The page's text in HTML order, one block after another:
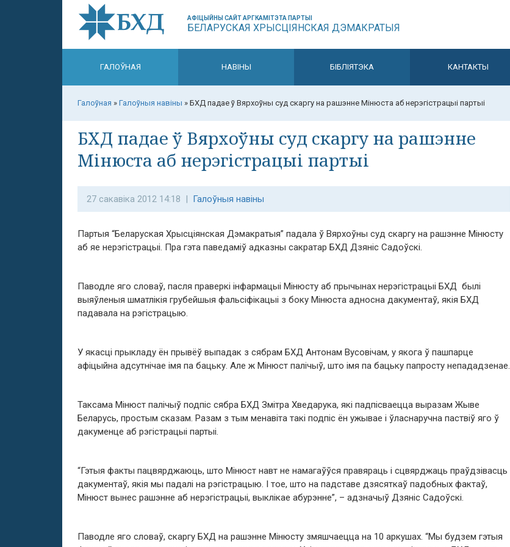
АФІЦЫЙНЫ САЙТ АРГКАМІТЭТА ПАРТЫІ
БЕЛАРУСКАЯ ХРЫСЦІЯНСКАЯ ДЭМАКРАТЫЯ
ГАЛОЎНАЯ НАВІНЫ БІБЛІЯТЭКА КАНТАКТЫ
Галоўная » Галоўныя навіны » БХД падае ў Вярхоўны суд скаргу на рашэнне Мінюста аб нерэгістрацыі партыі
БХД падае ў Вярхоўны суд скаргу на рашэнне
Мінюста аб нерэгістрацыі партыі
27 сакавіка 2012 14:18 | Галоўныя навіны
Партыя “Беларуская Хрысціянская Дэмакратыя” падала ў Вярхоўны суд скаргу на рашэнне Мінюсту
аб яе нерэгістрацыі. Пра гэта паведаміў адказны сакратар БХД Дзяніс Садоўскі.
Паводле яго словаў, пасля праверкі інфармацыі Мінюсту аб прычынах нерэгістрацыі БХД былі
выяўленыя шматлікія грубейшыя фальсіфікацыі з боку Мінюста адносна дакументаў, якія БХД
падавала на рэгістрацыю.
У якасці прыкладу ён прывёў выпадак з сябрам БХД Антонам Вусовічам, у якога ў пашпарце
афіцыйна адсутнічае імя па бацьку. Але ж Мінюст палічыў, што імя па бацьку папросту непададзенае.
Таксама Мінюст палічыў подпіс сябра БХД Змітра Хведарука, які падпісваецца выразам Жыве
Беларусь, простым сказам. Разам з тым менавіта такі подпіс ён ужывае і ўласнаручна паствіў яго ў
дакуменце аб рэгістрацыі партыі.
“Гэтыя факты пацвярджаюць, што Мінюст навт не намагаўўся правяраць і сцвярджаць праўдзівасць
дакументаў, якія мы падалі на рэгістрацыю. І тое, што на падставе дзясяткаў падобных фактаў,
Мінюст вынес рашэнне аб нерэгістрацыі, выклікае абурэнне”, – адзначыў Дзяніс Садоўскі.
Паводле яго словаў, скаргу БХД на рашэнне Мінюсту змяшчаецца на 10 аркушах. “Мы будзем гэтыя